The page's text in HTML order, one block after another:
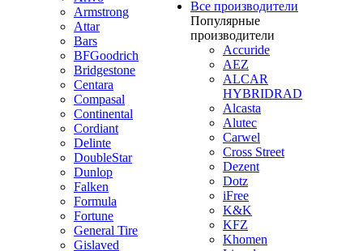
Armstrong
Attar
Bars
BFGoodrich
Bridgestone
Centara
Compasal
Continental
Cordiant
Delinte
DoubleStar
Dunlop
Falken
Formula
Fortune
General Tire
Gislaved
Все производители
Популярные
производители
Accuride
AEZ
ALCAR
HYBRIDRAD
Alcasta
Alutec
Carwel
Cross Street
Dezent
Dotz
iFree
K&K
KFZ
Khomen